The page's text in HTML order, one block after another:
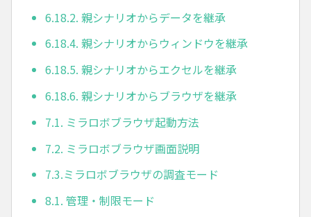
6.18.2. 親シナリオからデータを継承
6.18.4. 親シナリオからウィンドウを継承
6.18.5. 親シナリオからエクセルを継承
6.18.6. 親シナリオからブラウザを継承
7.1. ミラロボブラウザ起動方法
7.2. ミラロボブラウザ画面説明
7.3.ミラロボブラウザの調査モード
8.1. 管理・制限モード